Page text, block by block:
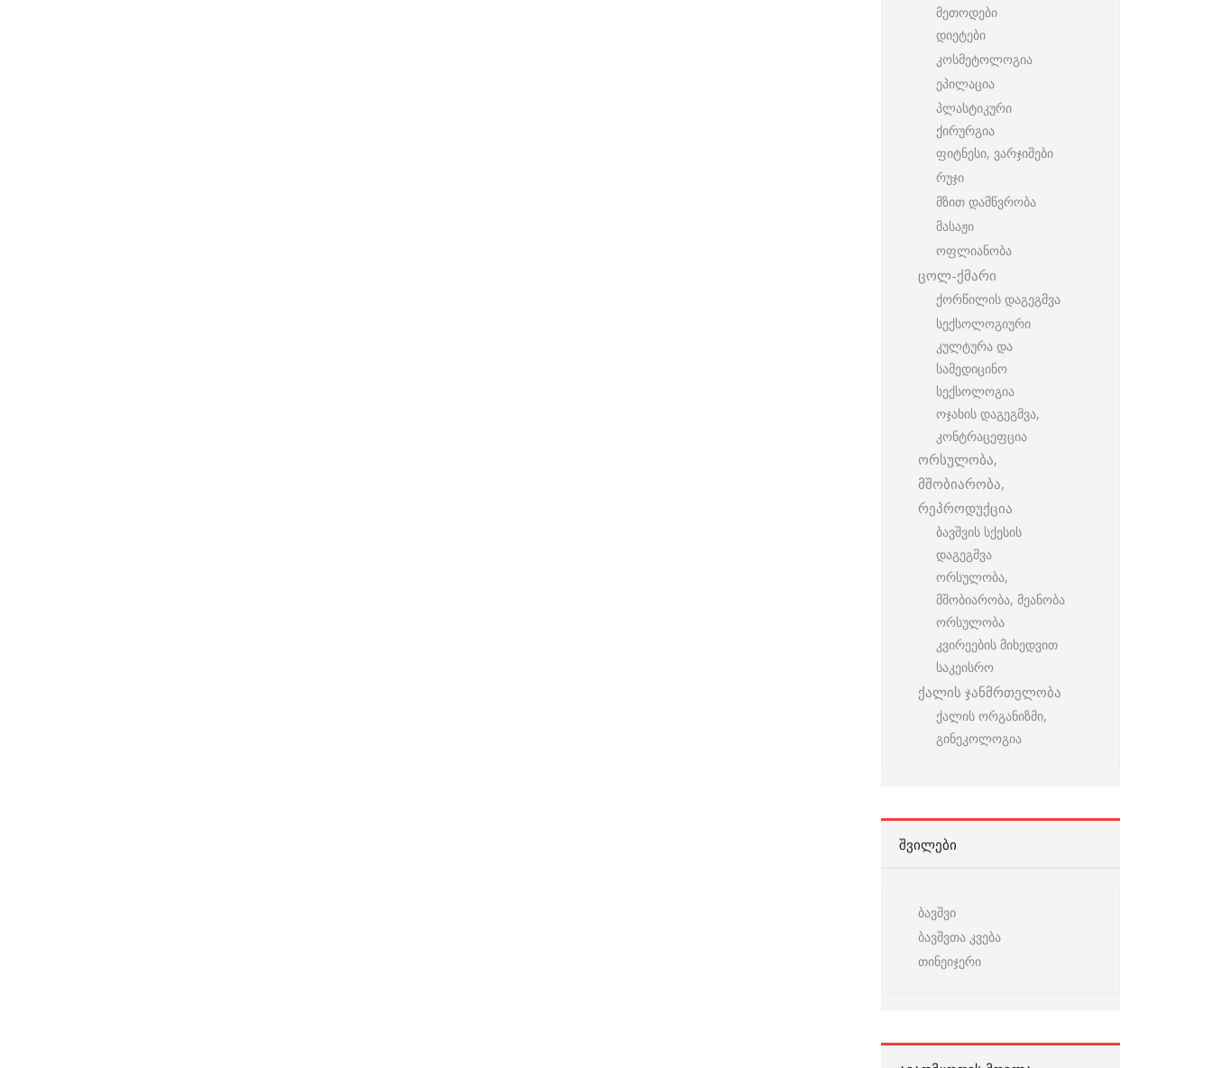
მეთოდები
დიეტები
კოსმეტოლოგია
ეპილაცია
პლასტიკური
ქირურგია
ფიტნესი, ვარჯიშები
რუჯი
მზით დამწვრობა
მასაჟი
ოფლიანობა
ცოლ-ქმარი
ქორწილის დაგეგმვა
სექსოლოგიური
კულტურა და
სამედიცინო
სექსოლოგია
ოჯახის დაგეგმვა,
კონტრაცეფცია
ორსულობა,
მშობიარობა,
რეპროდუქცია
ბავშვის სქესის
დაგეგმვა
ორსულობა,
მშობიარობა, მეანობა
ორსულობა
კვირეების მიხედვით
საკეისრო
ქალის ჯანმრთელობა
ქალის ორგანიზმი,
გინეკოლოგია
ᲨᲕᲘᲚᲔᲑᲘ
ბავშვი
ბავშვთა კვება
თინეიჯერი